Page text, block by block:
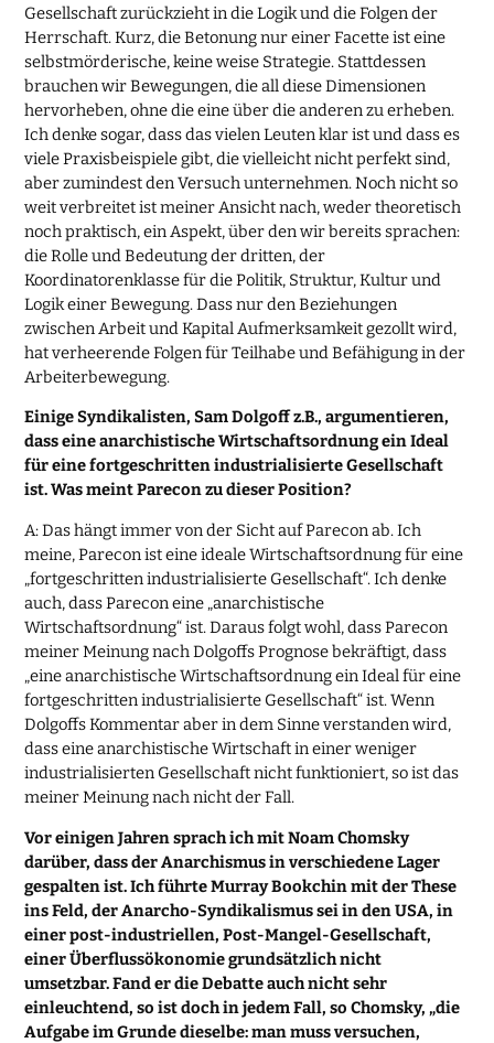
Gesellschaft zurückzieht in die Logik und die Folgen der
Herrschaft. Kurz, die Betonung nur einer Facette ist eine
selbstmörderische, keine weise Strategie. Stattdessen
brauchen wir Bewegungen, die all diese Dimensionen
hervorheben, ohne die eine über die anderen zu erheben.
Ich denke sogar, dass das vielen Leuten klar ist und dass es
viele Praxisbeispiele gibt, die vielleicht nicht perfekt sind,
aber zumindest den Versuch unternehmen. Noch nicht so
weit verbreitet ist meiner Ansicht nach, weder theoretisch
noch praktisch, ein Aspekt, über den wir bereits sprachen:
die Rolle und Bedeutung der dritten, der
Koordinatorenklasse für die Politik, Struktur, Kultur und
Logik einer Bewegung. Dass nur den Beziehungen
zwischen Arbeit und Kapital Aufmerksamkeit gezollt wird,
hat verheerende Folgen für Teilhabe und Befähigung in der
Arbeiterbewegung.
Einige Syndikalisten, Sam Dolgoff z.B., argumentieren,
dass eine anarchistische Wirtschaftsordnung ein Ideal
für eine fortgeschritten industrialisierte Gesellschaft
ist. Was meint Parecon zu dieser Position?
A: Das hängt immer von der Sicht auf Parecon ab. Ich
meine, Parecon ist eine ideale Wirtschaftsordnung für eine
„fortgeschritten industrialisierte Gesellschaft“. Ich denke
auch, dass Parecon eine „anarchistische
Wirtschaftsordnung“ ist. Daraus folgt wohl, dass Parecon
meiner Meinung nach Dolgoffs Prognose bekräftigt, dass
„eine anarchistische Wirtschaftsordnung ein Ideal für eine
fortgeschritten industrialisierte Gesellschaft“ ist. Wenn
Dolgoffs Kommentar aber in dem Sinne verstanden wird,
dass eine anarchistische Wirtschaft in einer weniger
industrialisierten Gesellschaft nicht funktioniert, so ist das
meiner Meinung nach nicht der Fall.
Vor einigen Jahren sprach ich mit Noam Chomsky
darüber, dass der Anarchismus in verschiedene Lager
gespalten ist. Ich führte Murray Bookchin mit der These
ins Feld, der Anarcho-Syndikalismus sei in den USA, in
einer post-industriellen, Post-Mangel-Gesellschaft,
einer Überflussökonomie grundsätzlich nicht
umsetzbar. Fand er die Debatte auch nicht sehr
einleuchtend, so ist doch in jedem Fall, so Chomsky, „die
Aufgabe im Grunde dieselbe: man muss versuchen,